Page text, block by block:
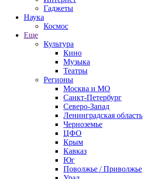
Гаджеты
Наука
Космос
Еще
Культура
Кино
Музыка
Театры
Регионы
Москва и МО
Санкт-Петербург
Северо-Запад
Ленинградская область
Черноземье
ЦФО
Крым
Кавказ
Юг
Поволжье / Приволжье